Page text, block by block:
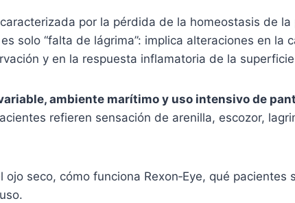
por la pérdida de la homeostasis de
solo “falta de lágrima”: implica alteraciones en la
y en la respuesta inflamatoria de la
ambiente marítimo y uso intensivo de
refieren sensación de arenilla, escozor,
seco, cómo funciona Rexon‑Eye, qué pacientes